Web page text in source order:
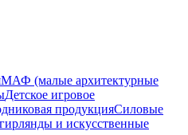
МАФ (малые архитектурные
Детское игровое
продукцияСиловые
и искусственные